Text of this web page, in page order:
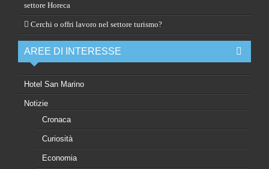
settore Horeca
Cerchi o offri lavoro nel settore turismo?
AREE DI INTERESSE
Hotel San Marino
Notizie
Cronaca
Curiosità
Economia